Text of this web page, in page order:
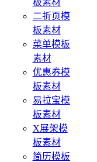
板素材
二折页模
板素材
菜单模板
素材
优惠券模
板素材
易拉宝模
板素材
X展架模
板素材
简历模板